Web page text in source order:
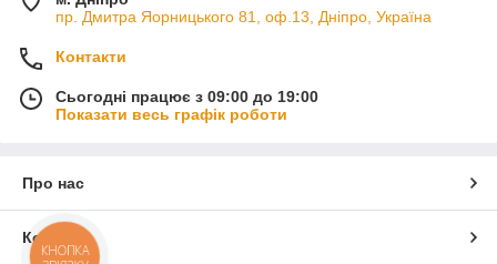
пр. Дмитра Яорницького 81, оф.13, Дніпро, Україна
Контакти
Сьогодні працює з 09:00 до 19:00
Показати весь графік роботи
Про нас
Контакти
КНОПКА